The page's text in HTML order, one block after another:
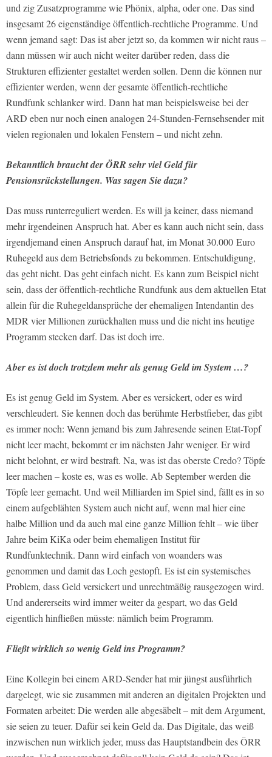
und zig Zusatzprogramme wie Phönix, alpha, oder one. Das sind
insgesamt 26 eigenständige öffentlich-rechtliche Programme. Und
wenn jemand sagt: Das ist aber jetzt so, da kommen wir nicht raus –
dann müssen wir auch nicht weiter darüber reden, dass die
Strukturen effizienter gestaltet werden sollen. Denn die können nur
effizienter werden, wenn der gesamte öffentlich-rechtliche
Rundfunk schlanker wird. Dann hat man beispielsweise bei der
ARD eben nur noch einen analogen 24-Stunden-Fernsehsender mit
vielen regionalen und lokalen Fenstern – und nicht zehn.
Bekanntlich braucht der ÖRR sehr viel Geld für
Pensionsrückstellungen. Was sagen Sie dazu?
Das muss runterreguliert werden. Es will ja keiner, dass niemand
mehr irgendeinen Anspruch hat. Aber es kann auch nicht sein, dass
irgendjemand einen Anspruch darauf hat, im Monat 30.000 Euro
Ruhegeld aus dem Betriebsfonds zu bekommen. Entschuldigung,
das geht nicht. Das geht einfach nicht. Es kann zum Beispiel nicht
sein, dass der öffentlich-rechtliche Rundfunk aus dem aktuellen Etat
allein für die Ruhegeldansprüche der ehemaligen Intendantin des
MDR vier Millionen zurückhalten muss und die nicht ins heutige
Programm stecken darf. Das ist doch irre.
Aber es ist doch trotzdem mehr als genug Geld im System …?
Es ist genug Geld im System. Aber es versickert, oder es wird
verschleudert. Sie kennen doch das berühmte Herbstfieber, das gibt
es immer noch: Wenn jemand bis zum Jahresende seinen Etat-Topf
nicht leer macht, bekommt er im nächsten Jahr weniger. Er wird
nicht belohnt, er wird bestraft. Na, was ist das oberste Credo? Töpfe
leer machen – koste es, was es wolle. Ab September werden die
Töpfe leer gemacht. Und weil Milliarden im Spiel sind, fällt es in so
einem aufgeblähten System auch nicht auf, wenn mal hier eine
halbe Million und da auch mal eine ganze Million fehlt – wie über
Jahre beim KiKa oder beim ehemaligen Institut für
Rundfunktechnik. Dann wird einfach von woanders was
genommen und damit das Loch gestopft. Es ist ein systemisches
Problem, dass Geld versickert und unrechtmäßig rausgezogen wird.
Und andererseits wird immer weiter da gespart, wo das Geld
eigentlich hinfließen müsste: nämlich beim Programm.
Fließt wirklich so wenig Geld ins Programm?
Eine Kollegin bei einem ARD-Sender hat mir jüngst ausführlich
dargelegt, wie sie zusammen mit anderen an digitalen Projekten und
Formaten arbeitet: Die werden alle abgesäbelt – mit dem Argument,
sie seien zu teuer. Dafür sei kein Geld da. Das Digitale, das weiß
inzwischen nun wirklich jeder, muss das Hauptstandbein des ÖRR